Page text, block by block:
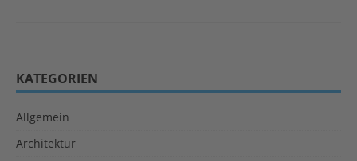
KATEGORIEN
Allgemein
Architektur